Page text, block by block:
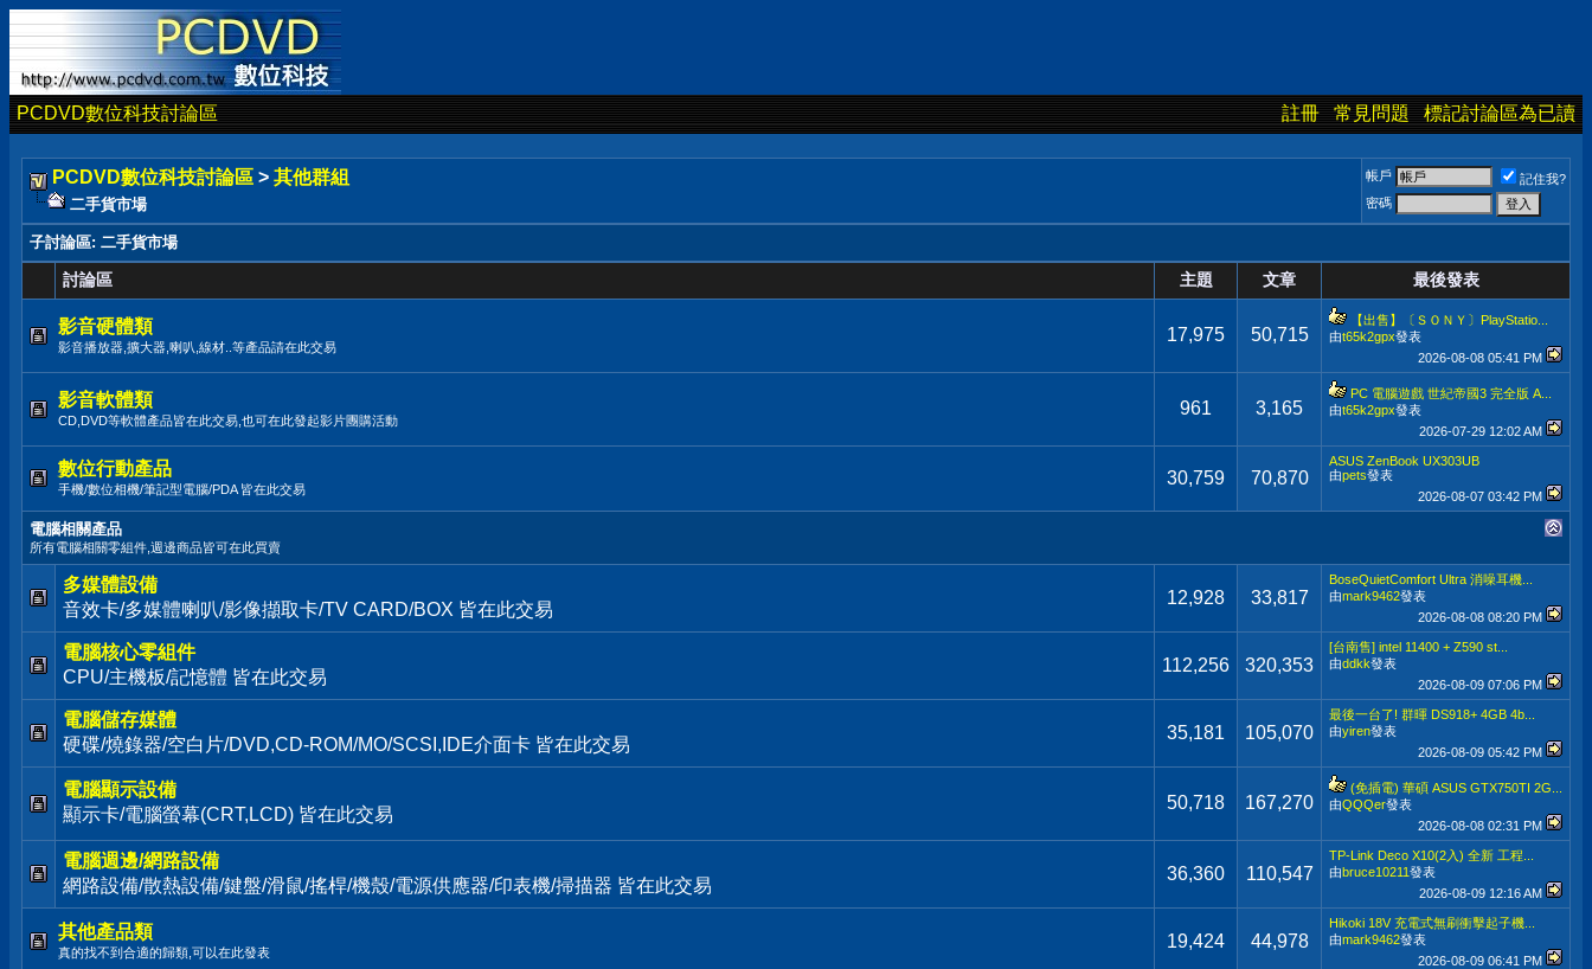
PCDVD數位科技討論區 註冊 常見問題 標記討論區為已讀
PCDVD數位科技討論區 > 其他群組
二手貨市場
帳戶
記住我?
密碼
子討論區: 二手貨市場
討論區 主題 文章 最後發表
影音硬體類
影音播放器,擴大器,喇叭,線材..等產品請在此交易
17,975 50,715
【出售】〔ＳＯＮＹ〕PlayStatio...
由t65k2gpx發表
2026-08-08 05:41 PM
影音軟體類
CD,DVD等軟體產品皆在此交易,也可在此發起影片團購活動
961 3,165
PC 電腦遊戲 世紀帝國3 完全版 A...
由t65k2gpx發表
2026-07-29 12:02 AM
數位行動產品
手機/數位相機/筆記型電腦/PDA 皆在此交易
30,759 70,870
ASUS ZenBook UX303UB
由pets發表
2026-08-07 03:42 PM
電腦相關產品
所有電腦相關零組件,週邊商品皆可在此買賣
多媒體設備
音效卡/多媒體喇叭/影像擷取卡/TV CARD/BOX 皆在此交易
12,928 33,817
BoseQuietComfort Ultra 消噪耳機...
由mark9462發表
2026-08-08 08:20 PM
電腦核心零組件
CPU/主機板/記憶體 皆在此交易
112,256 320,353
[台南售] intel 11400 + Z590 st...
由ddkk發表
2026-08-09 07:06 PM
電腦儲存媒體
硬碟/燒錄器/空白片/DVD,CD-ROM/MO/SCSI,IDE介面卡 皆在此交易
35,181 105,070
最後一台了! 群暉 DS918+ 4GB 4b...
由yiren發表
2026-08-09 05:42 PM
電腦顯示設備
顯示卡/電腦螢幕(CRT,LCD) 皆在此交易
50,718 167,270
(免插電) 華碩 ASUS GTX750TI 2G...
由QQQer發表
2026-08-08 02:31 PM
電腦週邊/網路設備
網路設備/散熱設備/鍵盤/滑鼠/搖桿/機殼/電源供應器/印表機/掃描器 皆在此交易
36,360 110,547
TP-Link Deco X10(2入) 全新 工程...
由bruce10211發表
2026-08-09 12:16 AM
其他產品類
真的找不到合適的歸類,可以在此發表
19,424 44,978
Hikoki 18V 充電式無刷衝擊起子機...
由mark9462發表
2026-08-09 06:41 PM